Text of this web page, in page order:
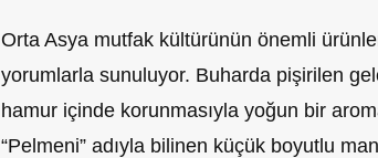
Orta Asya mutfak kültürünün önemli
yorumlarla sunuluyor. Buharda pişirilen
hamur içinde korunmasıyla yoğun bir
“Pelmeni” adıyla bilinen küçük boyutlu